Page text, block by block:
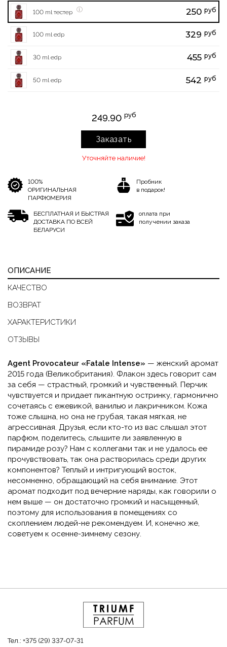
100 ml тестер 250 руб
100 ml edp 329 руб
30 ml edp 455 руб
50 ml edp 542 руб
249.90 руб
Заказать
Уточняйте наличие!
100%
ОРИГИНАЛЬНАЯ
ПАРФЮМЕРИЯ
Пробник
в подарок!
БЕСПЛАТНАЯ И БЫСТРАЯ
ДОСТАВКА ПО ВСЕЙ
БЕЛАРУСИ
оплата при
получении заказа
ОПИСАНИЕ
КАЧЕСТВО
ВОЗВРАТ
ХАРАКТЕРИСТИКИ
ОТЗЫВЫ
Agent Provocateur «Fatale Intense» — женский аромат
2015 года (Великобритания). Флакон здесь говорит сам
за себя — страстный, громкий и чувственный. Перчик
чувствуется и придает пикантную остринку, гармонично
сочетаясь с ежевикой, ванилью и лакричником. Кожа
тоже слышна, но она не грубая, такая мягкая, не
агрессивная. Друзья, если кто-то из вас слышал этот
парфюм, поделитесь, слышите ли заявленную в
пирамиде розу? Нам с коллегами так и не удалось ее
прочувствовать, так она растворилась среди других
компонентов? Теплый и интригующий восток,
несомненно, обращающий на себя внимание. Этот
аромат подходит под вечерние наряды, как говорили о
нем выше — он достаточно громкий и насыщенный,
поэтому для использования в помещениях со
скоплением людей-не рекомендуем. И, конечно же,
советуем к осенне-зимнему сезону.
Тел.: +375 (29) 337-07-31